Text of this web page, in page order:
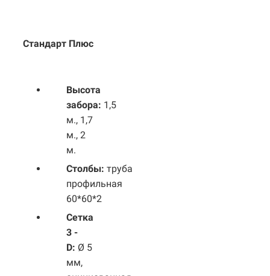
Стандарт Плюс
Высота
забора: 1,5
м., 1,7
м., 2
м.
Столбы: труба
профильная
60*60*2
Сетка
3 -
D: Ø 5
мм,